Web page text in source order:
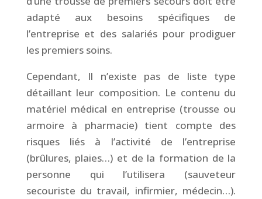
adapté aux besoins spécifiques de
l’entreprise et des salariés pour prodiguer
les premiers soins.
Cependant, Il n’existe pas de liste type
détaillant leur composition. Le contenu du
matériel médical en entreprise (trousse ou
armoire à pharmacie) tient compte des
risques liés à l’activité de l’entreprise
(brûlures, plaies…) et de la formation de la
personne qui l’utilisera (sauveteur
secouriste du travail, infirmier, médecin…).